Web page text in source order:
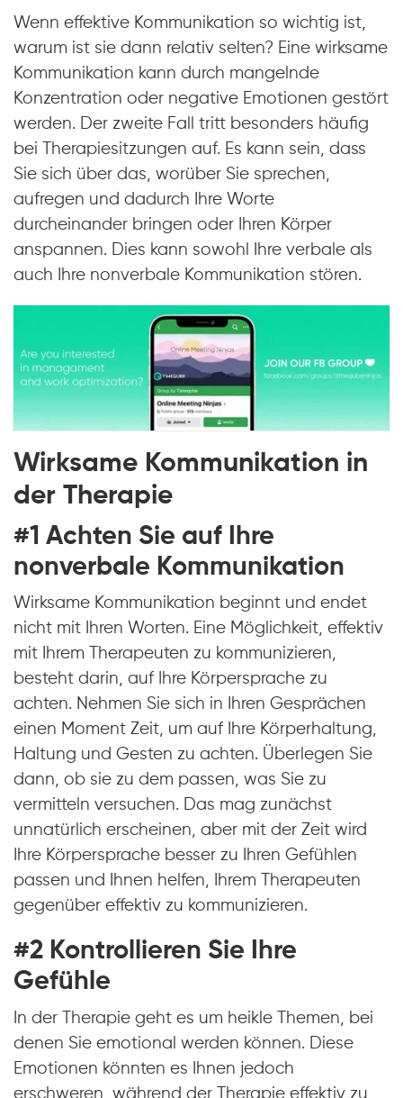
Wenn effektive Kommunikation so wichtig ist,
warum ist sie dann relativ selten? Eine wirksame
Kommunikation kann durch mangelnde
Konzentration oder negative Emotionen gestört
werden. Der zweite Fall tritt besonders häufig
bei Therapiesitzungen auf. Es kann sein, dass
Sie sich über das, worüber Sie sprechen,
aufregen und dadurch Ihre Worte
durcheinander bringen oder Ihren Körper
anspannen. Dies kann sowohl Ihre verbale als
auch Ihre nonverbale Kommunikation stören.
Wirksame Kommunikation in
der Therapie
#1 Achten Sie auf Ihre
nonverbale Kommunikation
Wirksame Kommunikation beginnt und endet
nicht mit Ihren Worten. Eine Möglichkeit, effektiv
mit Ihrem Therapeuten zu kommunizieren,
besteht darin, auf Ihre Körpersprache zu
achten. Nehmen Sie sich in Ihren Gesprächen
einen Moment Zeit, um auf Ihre Körperhaltung,
Haltung und Gesten zu achten. Überlegen Sie
dann, ob sie zu dem passen, was Sie zu
vermitteln versuchen. Das mag zunächst
unnatürlich erscheinen, aber mit der Zeit wird
Ihre Körpersprache besser zu Ihren Gefühlen
passen und Ihnen helfen, Ihrem Therapeuten
gegenüber effektiv zu kommunizieren.
#2 Kontrollieren Sie Ihre
Gefühle
In der Therapie geht es um heikle Themen, bei
denen Sie emotional werden können. Diese
Emotionen könnten es Ihnen jedoch
erschweren, während der Therapie effektiv zu